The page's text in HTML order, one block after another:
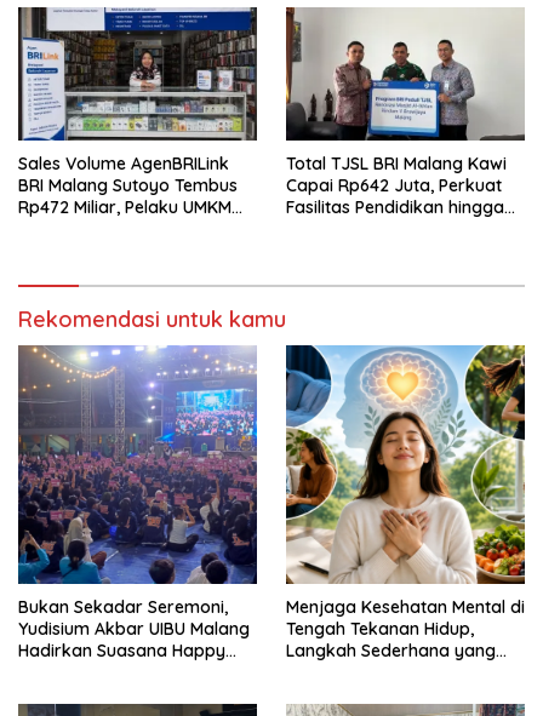
Sales Volume AgenBRILink
BRI Malang Sutoyo Tembus
Rp472 Miliar, Pelaku UMKM
Total TJSL BRI Malang Kawi
Capai Rp642 Juta, Perkuat
Fasilitas Pendidikan hingga
Rekomendasi untuk kamu
Bukan Sekadar Seremoni,
Yudisium Akbar UIBU Malang
Hadirkan Suasana Happy
Menjaga Kesehatan Mental di
Tengah Tekanan Hidup,
Langkah Sederhana yang